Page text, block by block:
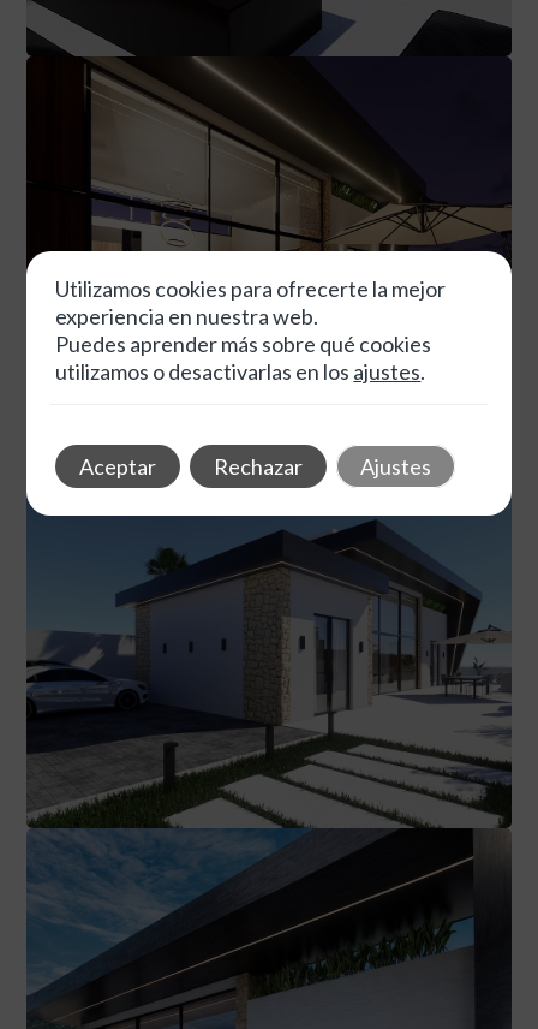
Utilizamos cookies para ofrecerte la mejor
experiencia en nuestra web.
Puedes aprender más sobre qué cookies
utilizamos o desactivarlas en los ajustes.
Aceptar Rechazar Ajustes